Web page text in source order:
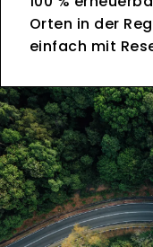
Orten in der
einfach mit